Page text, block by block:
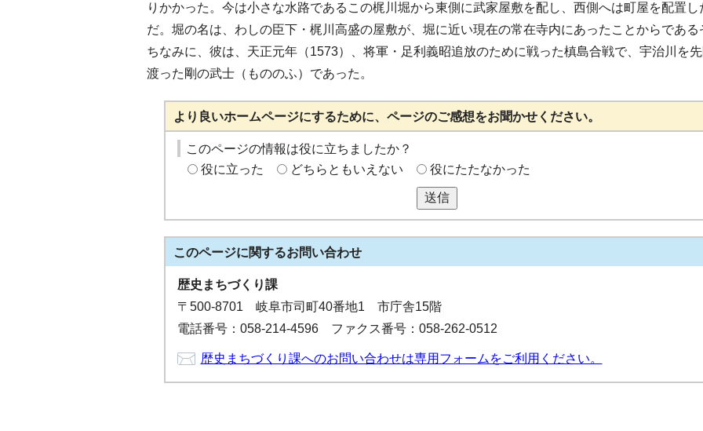
りかかった。今は小さな水路であるこの梶川堀から東側に武家屋敷を配し、西側へは町屋を配置し
だ。堀の名は、わしの臣下・梶川高盛の屋敷が、堀に近い現在の常在寺内にあったことからである
ちなみに、彼は、天正元年（1573）、将軍・足利義昭追放のために戦った槙島合戦で、宇治川を
渡った剛の武士（もののふ）であった。
より良いホームページにするために、ページのご感想をお聞かせください。
このページの情報は役に立ちましたか？
役に立った
どちらともいえない 役にたたなかった
送信
このページに関するお問い合わせ
歴史まちづくり課
〒500-8701 岐阜市司町40番地1 市庁舎15階
電話番号：058-214-4596 ファクス番号：058-262-0512
歴史まちづくり課へのお問い合わせは専用フォームをご利用ください。